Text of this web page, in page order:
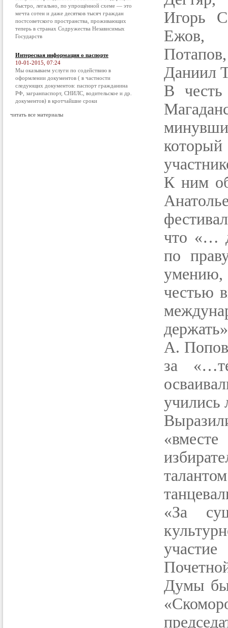
быстро, легально, по упрощённой схеме — это
мечта сотен и даже десятков тысяч граждан
постсоветского пространства, проживающих
теперь в странах Содружества Независимых
Государств
Интересная информация о паспорте
10-01-2015, 07:24
Мы оказываем услуги по содействию в
оформлении документов ( в частности
следующих документов: паспорт гражданина
РФ, загранпаспорт, СНИЛС, водительское и др.
документов) в кротчайшие сроки
читать все материалы
Игорь
Ежов,
Даниил
В
К ним
что «…
по
умению,
честью
А. Попов
за
учились
«За
Думы